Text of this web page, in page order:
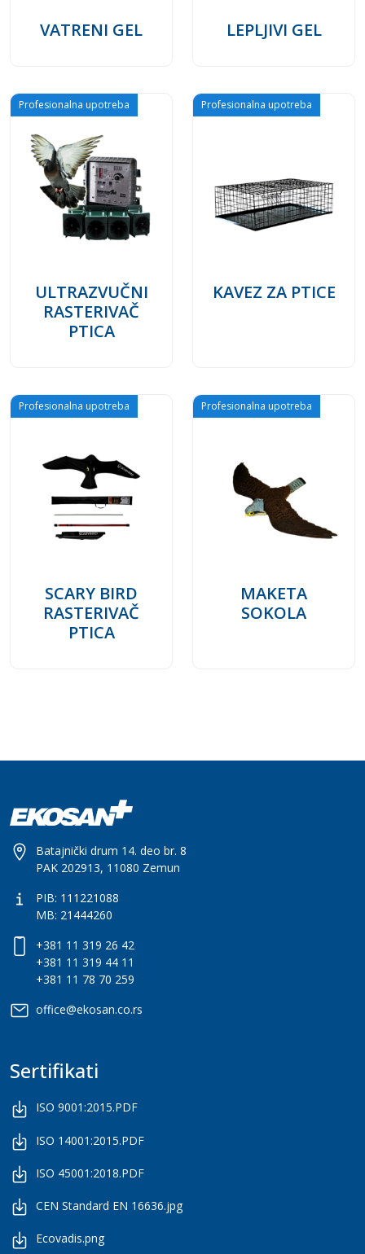
VATRENI GEL LEPLJIVI GEL
Profesionalna upotreba
ULTRAZVUČNI
RASTERIVAČ
PTICA
Profesionalna upotreba
KAVEZ ZA PTICE
Profesionalna upotreba
SCARY BIRD
RASTERIVAČ
PTICA
Profesionalna upotreba
MAKETA
SOKOLA
Batajnički drum 14. deo br. 8
PAK 202913, 11080 Zemun
PIB: 111221088
MB: 21444260
+381 11 319 26 42
+381 11 319 44 11
+381 11 78 70 259
office@ekosan.co.rs
Sertifikati
ISO 9001:2015.PDF
ISO 14001:2015.PDF
ISO 45001:2018.PDF
CEN Standard EN 16636.jpg
Ecovadis.png